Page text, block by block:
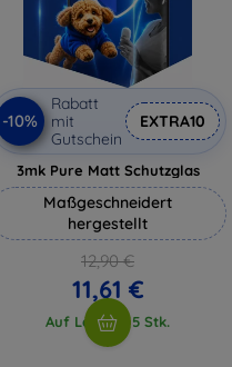
-10%
Rabatt
mit
Gutschein
EXTRA10
3mk Pure Matt Schutzglas
Maßgeschneidert
hergestellt
12,90 €
11,61 €
Auf Lager > 5 Stk.